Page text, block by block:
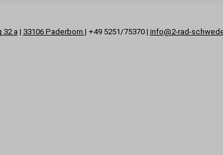
32 a | 33106 Paderborn | +49 5251/75370 | info@2-rad-